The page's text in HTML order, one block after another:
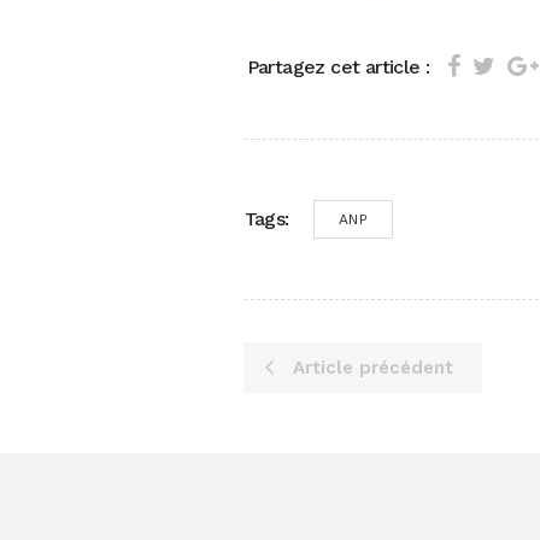
Partagez cet article :
Tags: ANP
Article précédent